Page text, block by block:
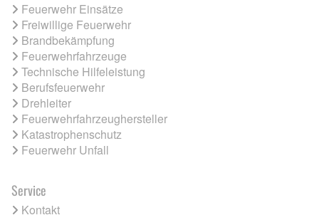
Feuerwehr Einsätze
Freiwillige Feuerwehr
Brandbekämpfung
Feuerwehrfahrzeuge
Technische Hilfeleistung
Berufsfeuerwehr
Drehleiter
Feuerwehrfahrzeughersteller
Katastrophenschutz
Feuerwehr Unfall
Service
Kontakt